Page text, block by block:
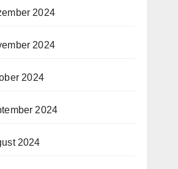
2024
2024
2024
2024
2024